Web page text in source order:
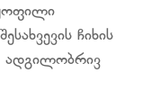
ჩიხის
ადგილობრივ